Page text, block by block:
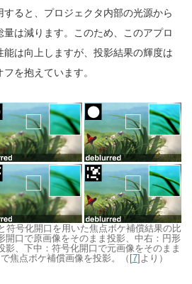
すると、プロジェクタ内部の光源から
は減ります。このため、このアプロ
は向上しますが、投影結果の輝度は
を抱えています。
符号化開口を用いた焦点ボケ補償結果の比
開口で原画像をそのまま投影、中右：円形
影、下中：符号化開口で元画像をそのまま
焦点ボケ補償画像を投影。（[7]より）